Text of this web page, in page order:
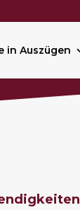
in Auszügen